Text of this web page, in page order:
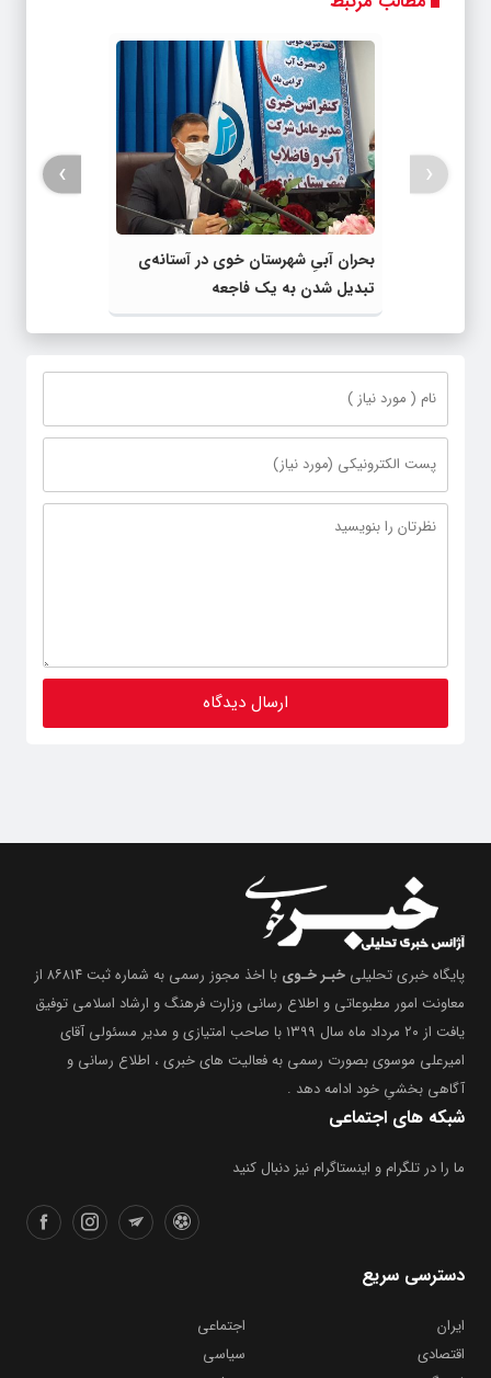
بحران آبیِ شهرستان خوی در آستانه‌ی
تبدیل شدن به یک فاجعه
‹
›
پایگاه خبری تحلیلیخبـر خـوی
معاونت امور مطبوعاتی و اطلاع رسانی وزارت فرهنگ و ارشاد اسلامی توفیق
یافت از ۲۰ مرداد ماه سال ۱۳۹۹ با صاحب امتیازی و مدیر مسئولی آقای
امیرعلی موسوی بصورت رسمی به فعالیت های خبری ، اطلاع رسانی و
آگاهی بخشیِ خود ادامه دهد .
شبکه های اجتماعی
اقتصادی
سیاسی
فرهنگی
ورزشی